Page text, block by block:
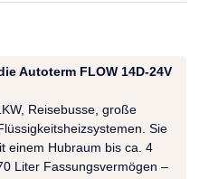
Autoterm FLOW 14D-24V
Reisebusse, große
Sie
einem Hubraum bis ca. 4
Liter Fassungsvermögen –